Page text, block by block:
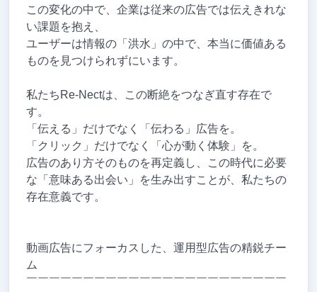
この変化の中で、企業は従来の広告では伝えきれな
い課題を抱え、
ユーザーは情報の「洪水」の中で、本当に価値ある
ものを見つけられずにいます。
私たちRe-Nectは、この断絶をつなぎ直す存在で
す。
「伝える」だけでなく「伝わる」広告を。
「クリック」だけでなく「心が動く体験」を。
広告のあり方そのものを再定義し、この時代に必要
な「意味ある出会い」を生み出すことが、私たちの
存在意義です。
動画広告にフォーカスした、運用型広告の精鋭チー
ム
￣￣￣￣￣￣￣￣￣￣￣￣￣￣￣￣￣￣￣￣￣￣￣